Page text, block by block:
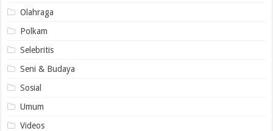
Olahraga
Polkam
Selebritis
Seni & Budaya
Sosial
Umum
Videos